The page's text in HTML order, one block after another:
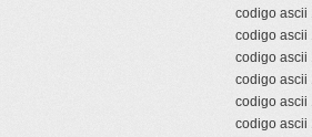
codigo ascii
codigo ascii
codigo ascii
codigo ascii
codigo ascii
codigo ascii